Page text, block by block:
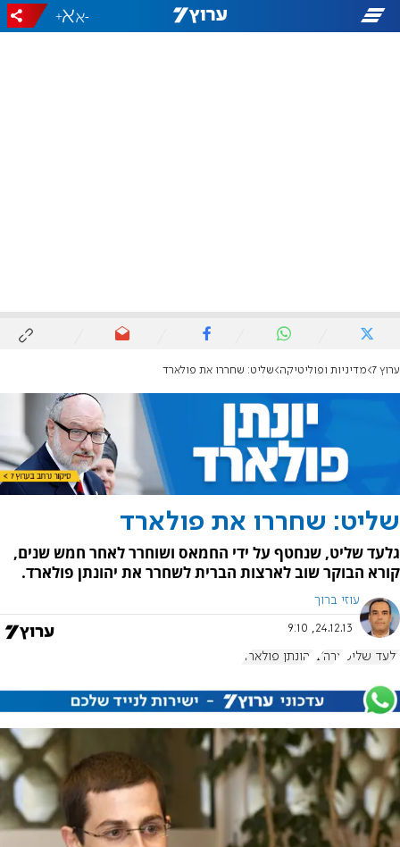
-
+
ערוץ 7 מדיניות ופוליטיקה שליט: שחררו את פולארד
שליט: שחררו את פולארד
גלעד שליט, שנחטף על ידי החמאס ושוחרר לאחר חמש שנים,
קורא הבוקר שוב לארצות הברית לשחרר את יהונתן פולארד.
עוזי ברוך
24.12.13, 9:10
גלעד שליט ארה"ב יהונתן פולארד